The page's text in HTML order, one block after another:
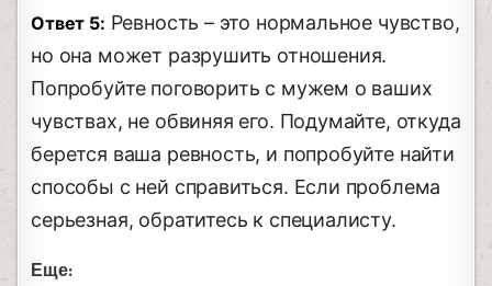
Ответ 5: Ревность – это нормальное чувство,
но она может разрушить отношения.
Попробуйте поговорить с мужем о ваших
чувствах, не обвиняя его. Подумайте, откуда
берется ваша ревность, и попробуйте найти
способы с ней справиться. Если проблема
серьезная, обратитесь к специалисту.
Еще: